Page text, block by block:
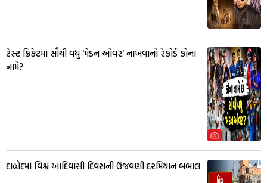
ટેસ્ટ ક્રિકેટમાં સૌથી વધુ 'મેડન ઓવર' નાખવાનો રેકોર્ડ કોના
નામે?
દાહોદમાં વિશ્વ આદિવાસી દિવસની ઉજવણી દરમિયાન બબાલ